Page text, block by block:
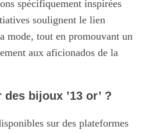
spécifiquement inspirées
soulignent le lien
mode, tout en promouvant un
aux aficionados de la
bijoux ’13 or’ ?
sur des plateformes